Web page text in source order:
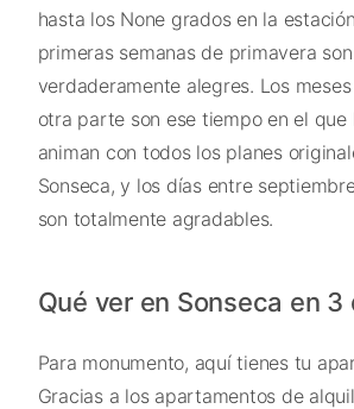
hasta los None grados en la
primeras semanas de primavera son
verdaderamente alegres. Los
otra parte son ese tiempo en el que
animan con todos los planes
Sonseca, y los días entre
son totalmente agradables.
Qué ver en Sonseca en 3
Para monumento, aquí tienes tu
Gracias a los apartamentos de